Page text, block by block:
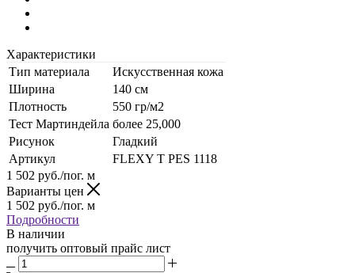
Характеристики
Тип материала
Искусственная кожа
Ширина
140 см
Плотность
550 гр/м2
Тест Мартиндейла более 25,000
Рисунок
Гладкий
Артикул
FLEXY T PES 1118
1 502 руб./пог. м
Варианты цен
1 502 руб./пог. м
Подробности
В наличии
получить оптовый прайс лист